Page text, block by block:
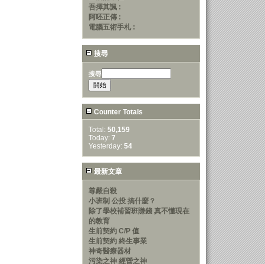
吾擇其諷 :
阿呸正傳 :
電腦五術手札 :
搜尋
搜尋
Counter Totals
Total: 50,159
Today: 7
Yesterday: 54
最新文章
尊嚴自殺
小班制 公投 搞什麼？
除了學校補習班賺錢 真不懂現在
的教育
生前契約 C/P 值
生前契約 終生事業
神奇醫療器材
污染之神 經營之神